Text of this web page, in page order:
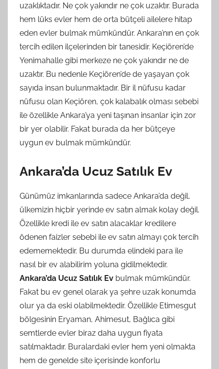
uzaklıktadır. Ne çok yakındır ne çok uzaktır. Burada
hem lüks evler hem de orta bütçeli ailelere hitap
eden evler bulmak mümkündür. Ankara’nın en çok
tercih edilen ilçelerinden bir tanesidir. Keçiören’de
Yenimahalle gibi merkeze ne çok yakındır ne de
uzaktır. Bu nedenle Keçiören’de de yaşayan çok
sayıda insan bulunmaktadır. Bir il nüfusu kadar
nüfusu olan Keçiören, çok kalabalık olması sebebi
ile özellikle Ankara’ya yeni taşınan insanlar için zor
bir yer olabilir. Fakat burada da her bütçeye
uygun ev bulmak mümkündür.
Ankara’da Ucuz Satılık Ev
Günümüz imkanlarında sadece Ankara’da değil,
ülkemizin hiçbir yerinde ev satın almak kolay değil.
Özellikle kredi ile ev satın alacaklar kredilere
ödenen faizler sebebi ile ev satın almayı çok tercih
edememektedir. Bu durumda elindeki para ile
nasıl bir ev alabilirim yoluna gidilmektedir.
Ankara’da Ucuz Satılık Ev bulmak mümkündür.
Fakat bu ev genel olarak ya şehre uzak konumda
olur ya da eski olabilmektedir. Özellikle Etimesgut
bölgesinin Eryaman, Ahimesut, Bağlıca gibi
semtlerde evler biraz daha uygun fiyata
satılmaktadır. Buralardaki evler hem yeni olmakta
hem de genelde site içerisinde konforlu